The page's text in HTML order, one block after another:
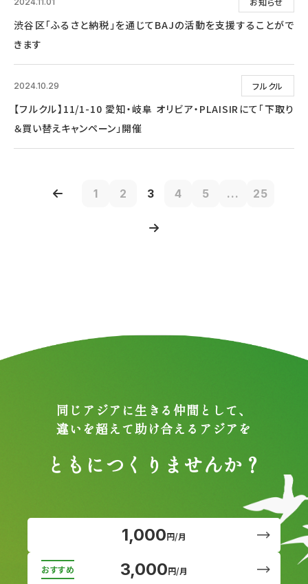
渋谷区「ふるさと納税」を通じてBAJの活動を支援することがで
きます
フルクル
2024.10.29
【フルクル】11/1-10 愛知・岐阜 オリビア・PLAISIRにて「下取り
＆買い替えキャンペーン」開催
1 2 3 4 5 ... 25
同じアジアに生きる仲間として、
違いを超えて助け合えるアジアを
ともにつくりませんか？
1,000円/月
3,000円/月